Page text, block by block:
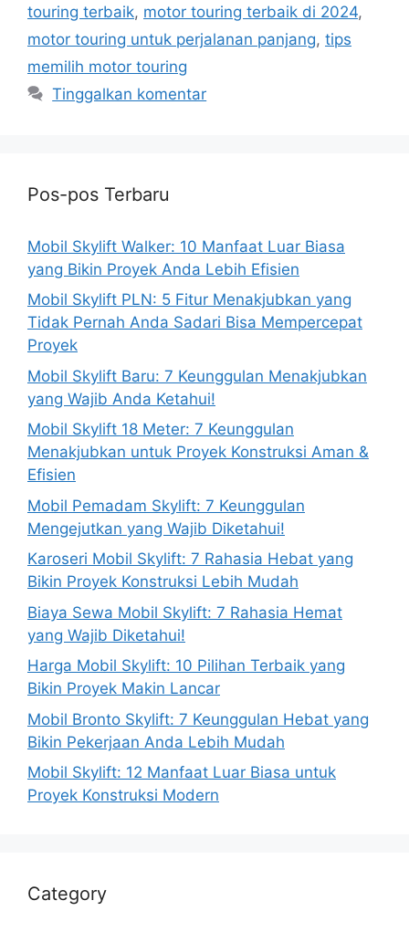
touring terbaik, motor touring terbaik di 2024,
motor touring untuk perjalanan panjang, tips
memilih motor touring
Tinggalkan komentar
Pos-pos Terbaru
Mobil Skylift Walker: 10 Manfaat Luar Biasa
yang Bikin Proyek Anda Lebih Efisien
Mobil Skylift PLN: 5 Fitur Menakjubkan yang
Tidak Pernah Anda Sadari Bisa Mempercepat
Proyek
Mobil Skylift Baru: 7 Keunggulan Menakjubkan
yang Wajib Anda Ketahui!
Mobil Skylift 18 Meter: 7 Keunggulan
Menakjubkan untuk Proyek Konstruksi Aman &
Efisien
Mobil Pemadam Skylift: 7 Keunggulan
Mengejutkan yang Wajib Diketahui!
Karoseri Mobil Skylift: 7 Rahasia Hebat yang
Bikin Proyek Konstruksi Lebih Mudah
Biaya Sewa Mobil Skylift: 7 Rahasia Hemat
yang Wajib Diketahui!
Harga Mobil Skylift: 10 Pilihan Terbaik yang
Bikin Proyek Makin Lancar
Mobil Bronto Skylift: 7 Keunggulan Hebat yang
Bikin Pekerjaan Anda Lebih Mudah
Mobil Skylift: 12 Manfaat Luar Biasa untuk
Proyek Konstruksi Modern
Category